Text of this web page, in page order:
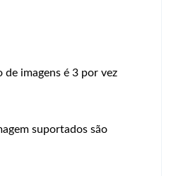
imagens é 3 por vez
suportados são